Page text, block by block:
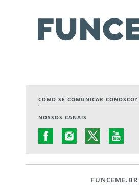
COMO SE COMUNICAR CONOSCO?
NOSSOS CANAIS
FUNCEME.BR